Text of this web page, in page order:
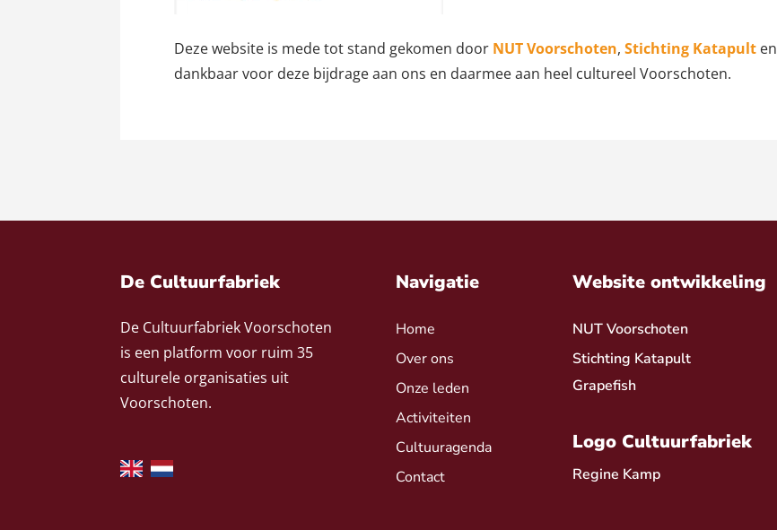
Deze website is mede tot stand gekomen door NUT Voorschoten,Stichting Katapult en
dankbaar voor deze bijdrage aan ons en daarmee aan heel cultureel Voorschoten.
De Cultuurfabriek
De Cultuurfabriek Voorschoten
is een platform voor ruim 35
culturele organisaties uit
Voorschoten.
Navigatie
Home
Over ons
Onze leden
Activiteiten
Cultuuragenda
Contact
Website ontwikkeling
NUT Voorschoten
Stichting Katapult
Grapefish
Logo Cultuurfabriek
Regine Kamp